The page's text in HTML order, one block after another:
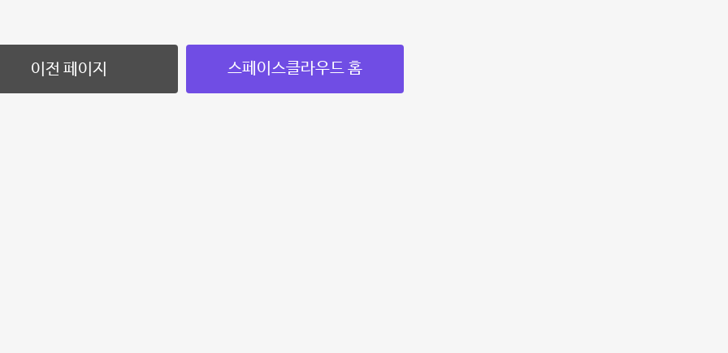
이전 페이지 스페이스클라우드 홈